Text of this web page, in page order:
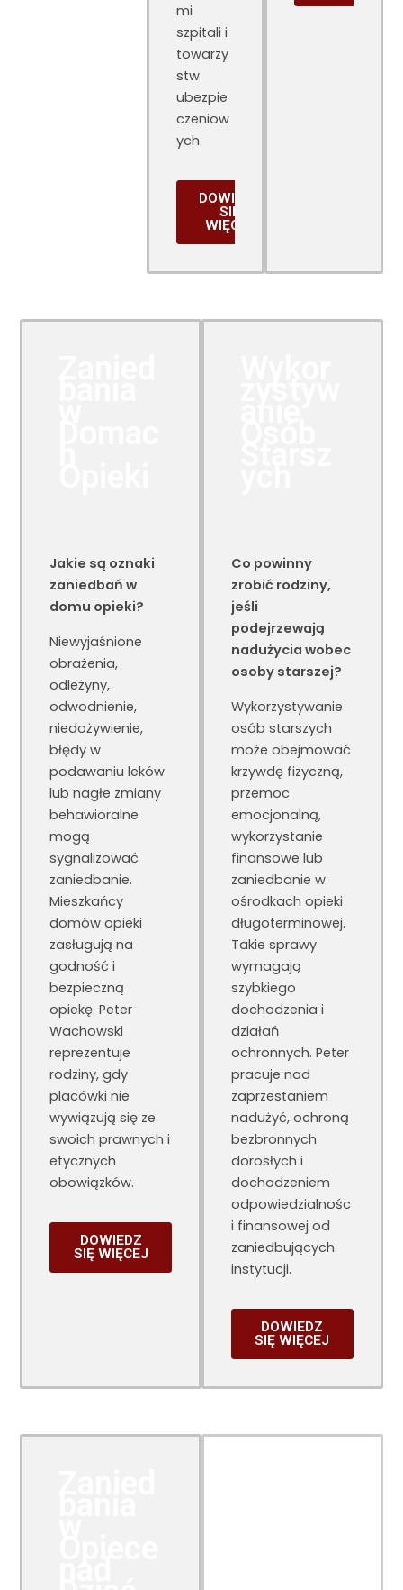
mi
szpitali i
towarzy
stw
ubezpie
czeniow
ych.
DOWIEDZ
SIĘ
WIĘCEJ
Jakie są oznaki
zaniedbań w
domu opieki?
Niewyjaśnione
obrażenia,
odleżyny,
odwodnienie,
niedożywienie,
błędy w
podawaniu leków
lub nagłe zmiany
behawioralne
mogą
sygnalizować
zaniedbanie.
Mieszkańcy
domów opieki
zasługują na
godność i
bezpieczną
opiekę. Peter
Wachowski
reprezentuje
rodziny, gdy
placówki nie
wywiązują się ze
swoich prawnych i
etycznych
obowiązków.
DOWIEDZ
SIĘ WIĘCEJ
Co powinny
zrobić rodziny,
jeśli
podejrzewają
nadużycia wobec
osoby starszej?
Wykorzystywanie
osób starszych
może obejmować
krzywdę fizyczną,
przemoc
emocjonalną,
wykorzystanie
finansowe lub
zaniedbanie w
ośrodkach opieki
długoterminowej.
Takie sprawy
wymagają
szybkiego
dochodzenia i
działań
ochronnych. Peter
pracuje nad
zaprzestaniem
nadużyć, ochroną
bezbronnych
dorosłych i
dochodzeniem
odpowiedzialnośc
i finansowej od
zaniedbujących
instytucji.
DOWIEDZ
SIĘ WIĘCEJ